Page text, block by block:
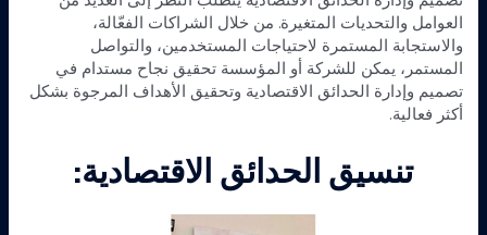
العوامل والتحديات المتغيرة. من خلال الشراكات الفعّالة،
والاستجابة المستمرة لاحتياجات المستخدمين، والتواصل
المستمر، يمكن للشركة أو المؤسسة تحقيق نجاح مستدام في
تصميم وإدارة الحدائق الاقتصادية وتحقيق الأهداف المرجوة بشكل
أكثر فعالية.
تنسيق الحدائق الاقتصادية: